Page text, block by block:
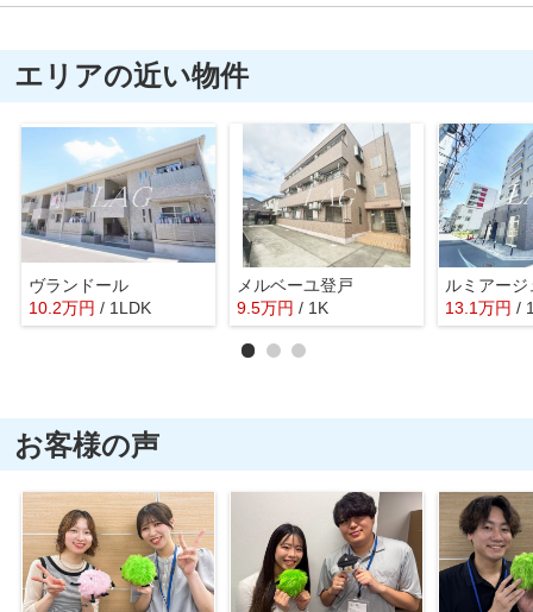
エリアの近い物件
ヴランドール
10.2万円 / 1LDK
メルベーユ登戸
9.5万円 / 1K
ルミアージ
13.1万円 /
お客様の声